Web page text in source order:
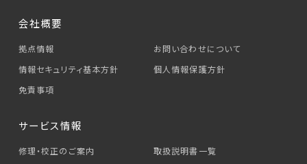
会社概要
拠点情報
お問い合わせについて
情報セキュリティ基本方針
個人情報保護方針
免責事項
サービス情報
修理・校正のご案内
取扱説明書一覧